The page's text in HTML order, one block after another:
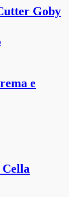
Goby
e